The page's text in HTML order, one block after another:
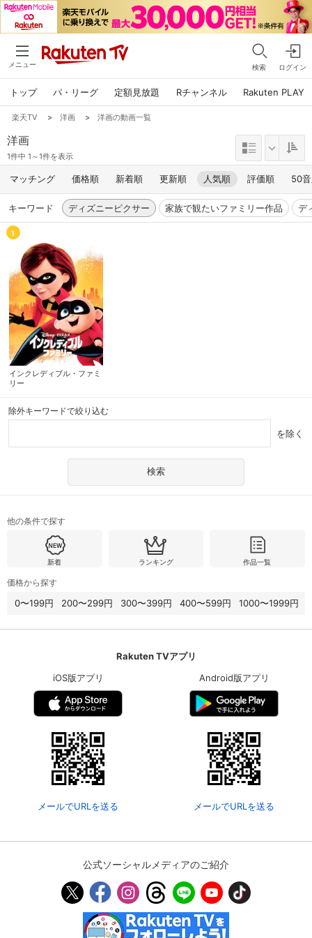
メニュー 検索 ログイン
トップ パ・リーグ 定額見放題 Rチャンネル Rakuten PLAY
楽天TV > 洋画 > 洋画の動画一覧
洋画
1件中 1～1件を表示
マッチング 価格順 新着順 更新順 人気順 評価順 50
キーワード ディズニーピクサー 家族で観たいファミリー作品 デ
1
インクレディブル・ファミ
リー
除外キーワードで絞り込む
を除く
他の条件で探す
新着 ランキング 作品一覧
価格から探す
0〜199円 200〜299円 300〜399円 400〜599円 1000〜1999円
Rakuten TVアプリ
iOS版アプリ
メールでURLを送る
Android版アプリ
メールでURLを送る
公式ソーシャルメディアのご紹介